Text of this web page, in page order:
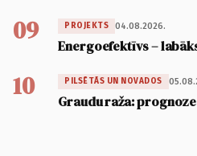
09 PROJEKTS 04.08.2026.
Energoefektīvs –
10 PILSĒTĀS UN NOVADOS
Graudu raža: